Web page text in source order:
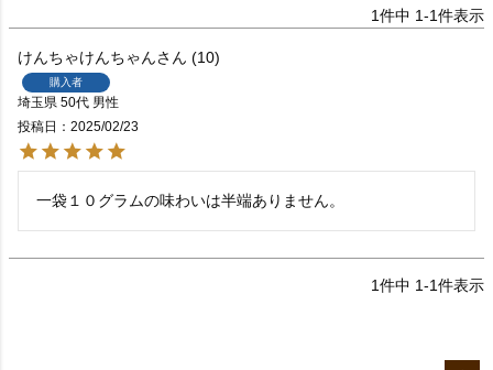
1件中 1-1件表示
けんちゃけんちゃん 10
購入者
埼玉県 50代 男性
投稿日
2025/02/23
一袋１０グラムの味わいは半端ありません。
1件中 1-1件表示